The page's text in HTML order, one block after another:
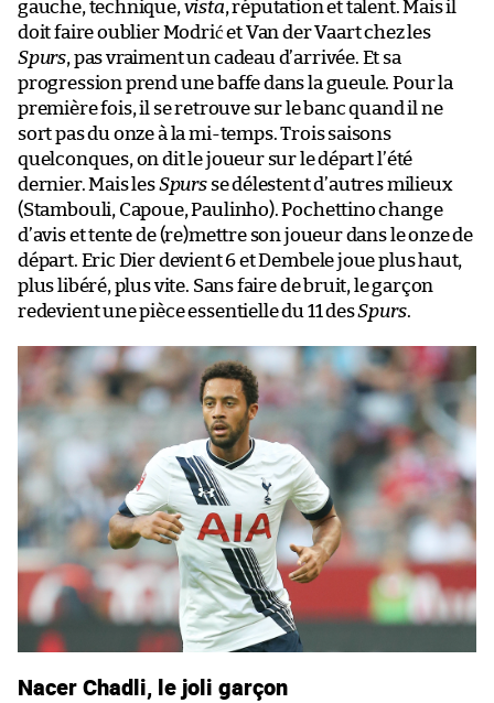
gauche, technique,vista, réputation et talent. Mais il
doit faire oublier Modrić et Van der Vaart chez les
Spurs, pas vraiment un cadeau d’arrivée. Et sa
progression prend une baffe dans la gueule. Pour la
première fois, il se retrouve sur le banc quand il ne
sort pas du onze à la mi-temps. Trois saisons
quelconques, on dit le joueur sur le départ l’été
dernier. Mais lesSpursse délestent d’autres milieux
(Stambouli, Capoue, Paulinho). Pochettino change
d’avis et tente de (re)mettre son joueur dans le onze de
départ. Eric Dier devient 6 et Dembele joue plus haut,
plus libéré, plus vite. Sans faire de bruit, le garçon
redevient une pièce essentielle du 11 desSpurs.
Nacer Chadli, le joli garçon